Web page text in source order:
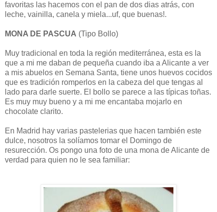
favoritas las hacemos con el pan de dos dias atrás, con
leche, vainilla, canela y miela...uf, que buenas!.
MONA DE PASCUA (Tipo Bollo)
Muy tradicional en toda la región mediterránea, esta es la
que a mi me daban de pequeña cuando iba a Alicante a ver
a mis abuelos en Semana Santa, tiene unos huevos cocidos
que es tradición romperlos en la cabeza del que tengas al
lado para darle suerte. El bollo se parece a las típicas toñas.
Es muy muy bueno y a mi me encantaba mojarlo en
chocolate clarito.
En Madrid hay varias pastelerias que hacen también este
dulce, nosotros la solíamos tomar el Domingo de
resurección. Os pongo una foto de una mona de Alicante de
verdad para quien no le sea familiar: